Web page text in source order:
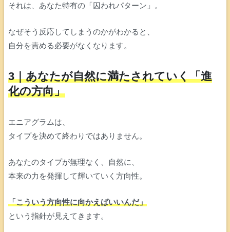
それは、あなた特有の「囚われパターン」。
なぜそう反応してしまうのかがわかると、
自分を責める必要がなくなります。
3｜あなたが自然に満たされていく「進
化の方向」
エニアグラムは、
タイプを決めて終わりではありません。
あなたのタイプが無理なく、自然に、
本来の力を発揮して輝いていく方向性。
「こういう方向性に向かえばいいんだ」
という指針が見えてきます。